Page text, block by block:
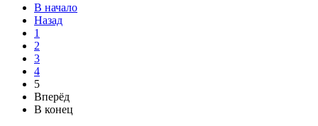
В начало
Назад
1
2
3
4
5
Вперёд
В конец